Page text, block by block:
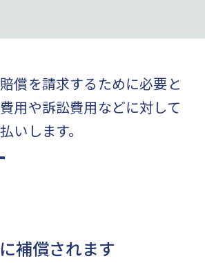
償を請求するために必要と
用や訴訟費用などに対して
いします。
補償されます